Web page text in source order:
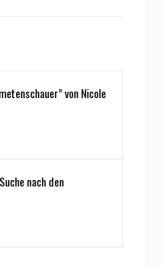
von Nicole
nach den